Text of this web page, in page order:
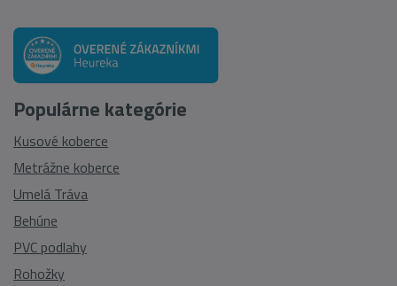
Populárne kategórie
Kusové koberce
Metrážne koberce
Umelá Tráva
Behúne
PVC podlahy
Rohožky